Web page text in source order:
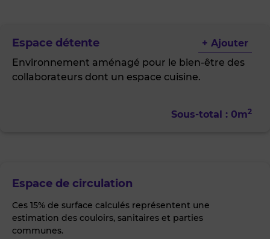
Espace détente
+ Ajouter
Environnement aménagé pour le bien-être des
collaborateurs dont un espace cuisine.
Sous-total : 0m2
Espace de circulation
Ces 15% de surface calculés représentent une
estimation des couloirs, sanitaires et parties
communes.